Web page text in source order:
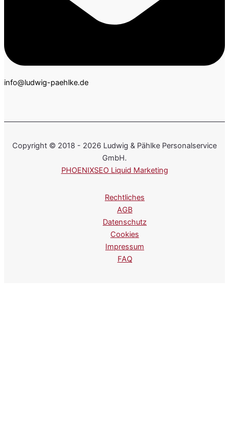
info@ludwig-paehlke.de
Copyright © 2018 - 2026 Ludwig & Pählke Personalservice
GmbH.
PHOENIXSEO Liquid Marketing
Rechtliches
AGB
Datenschutz
Cookies
Impressum
FAQ